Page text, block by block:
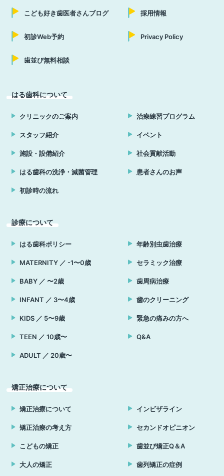
こども好き歯医者さんブログ
初診Web予約
歯並び無料相談
採用情報
Privacy Policy
はる歯科について
クリニックのご案内
スタッフ紹介
施設・設備紹介
はる歯科の洗浄・滅菌管理
初診時の流れ
治療練習プログラム
イベント
社会貢献活動
患者さんのお声
診療について
はる歯科ポリシー
MATERNITY ／ -1〜0歳
BABY ／ 〜2歳
INFANT ／ 3〜4歳
KIDS ／ 5〜9歳
TEEN ／ 10歳〜
ADULT ／ 20歳〜
年齢別虫歯治療
セラミック治療
歯周病治療
歯のクリーニング
緊急の痛みの方へ
Q&A
矯正治療について
矯正治療について
矯正治療の考え方
こどもの矯正
大人の矯正
インビザライン
セカンドオピニオン
歯並び矯正Q＆A
歯列矯正の症例